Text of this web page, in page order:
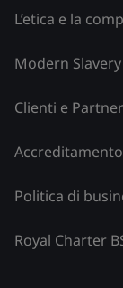
L’etica e la
Modern
Clienti e Partner
Politica di
Royal Charter